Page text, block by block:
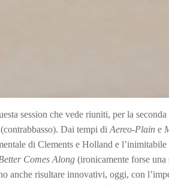
session che vede riuniti, per la
Dai tempi di Aereo-Plaine
di Clements e Holland e
Comes Along (ironicamente forse una
anche risultare innovativi, oggi, con